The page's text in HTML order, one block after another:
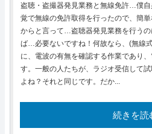
盗聴・盗撮器発見業務と無線免許…僕
覚で無線の免許取得を行ったので、簡
からと言って…盗聴器発見業務を行うの
ば…必要ないですね！何故なら、(無線
に、電波の有無を確認する作業であり
す。一般の人たちが、ラジオ受信して
よね？それと同じです。だか...
続きを読